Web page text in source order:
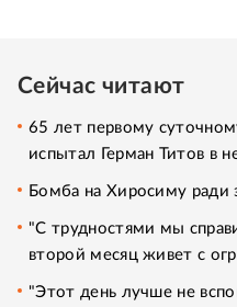
Сейчас читают
65 лет первому
испытал Герман Титов в
Бомба на Хиросиму ради
"С трудностями мы
второй месяц живет с
"Этот день лучше не